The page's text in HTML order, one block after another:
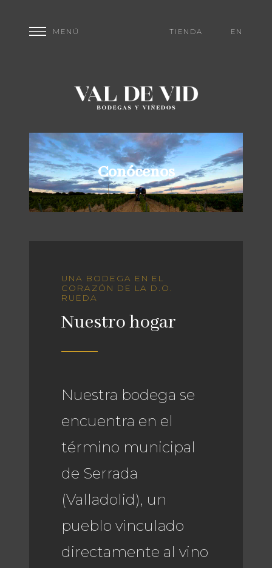
TIENDA EN
Conócenos
UNA BODEGA EN EL
CORAZÓN DE LA D.O.
RUEDA
Nuestro hogar
Nuestra bodega se
encuentra en el
término municipal
de Serrada
(Valladolid), un
pueblo vinculado
directamente al vino